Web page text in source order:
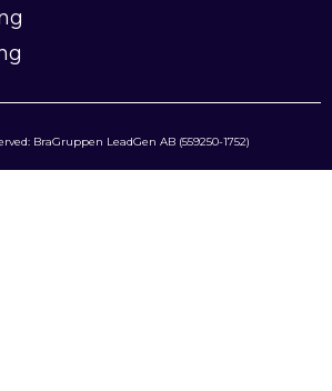
BraGruppen LeadGen AB (559250-1752)